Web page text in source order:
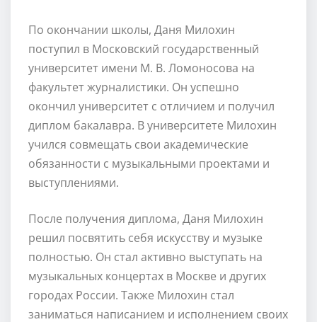
По окончании школы, Даня Милохин
поступил в Московский государственный
университет имени М. В. Ломоносова на
факультет журналистики. Он успешно
окончил университет с отличием и получил
диплом бакалавра. В университете Милохин
учился совмещать свои академические
обязанности с музыкальными проектами и
выступлениями.
После получения диплома, Даня Милохин
решил посвятить себя искусству и музыке
полностью. Он стал активно выступать на
музыкальных концертах в Москве и других
городах России. Также Милохин стал
заниматься написанием и исполнением своих